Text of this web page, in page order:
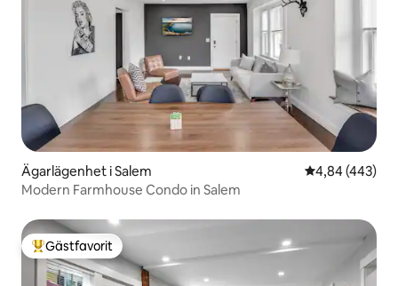
Ägarlägenhet i Salem 4,84 av 5 i
4,84 (443)
Modern Farmhouse Condo in Salem
Populär gästfavorit
Gästfavorit